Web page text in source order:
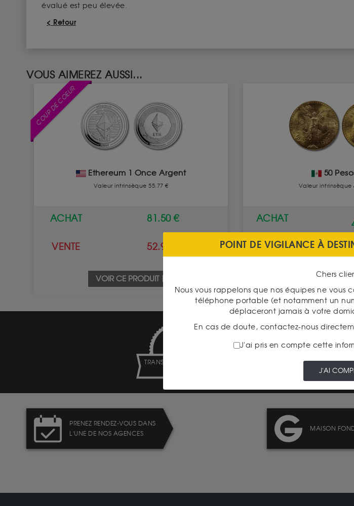
évalué est peu élevée.
< Retour
VOUS AIMEREZ AUSSI...
COUP DE COEUR
Ethereum 1 Once Argent
Valeur intrinsèque 55.77 €
ACHAT 81.50 €
VENTE 52.90 €
VOIR CE PRODUIT
50
Valeur intrinsèque
ACHAT
VENTE
VOIR CE
TRANSPARENCE DES
LIVRAISON
PRENEZ RENDEZ-VOUS DANS
L'UNE DE NOS AGENCES
MAISON
POINT DE VIGILANCE À
Chers
Nous vous rappelons que nos équipes ne
téléphone portable (et notamment un
déplaceront jamais à votre
En cas de doute, contactez-nous
J'ai pris en compte cette
J'AI